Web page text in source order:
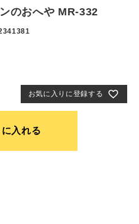
のおへや MR-332
お気に入りに登録する
入れる